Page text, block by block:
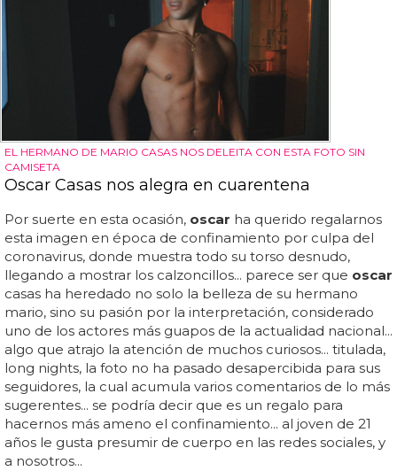
EL HERMANO DE MARIO CASAS NOS DELEITA CON ESTA FOTO SIN
CAMISETA
Oscar Casas nos alegra en cuarentena
Por suerte en esta ocasión, oscar ha querido regalarnos
esta imagen en época de confinamiento por culpa del
coronavirus, donde muestra todo su torso desnudo,
llegando a mostrar los calzoncillos... parece ser que oscar
casas ha heredado no solo la belleza de su hermano
mario, sino su pasión por la interpretación, considerado
uno de los actores más guapos de la actualidad nacional...
algo que atrajo la atención de muchos curiosos... titulada,
long nights, la foto no ha pasado desapercibida para sus
seguidores, la cual acumula varios comentarios de lo más
sugerentes... se podría decir que es un regalo para
hacernos más ameno el confinamiento... al joven de 21
años le gusta presumir de cuerpo en las redes sociales, y
a nosotros...